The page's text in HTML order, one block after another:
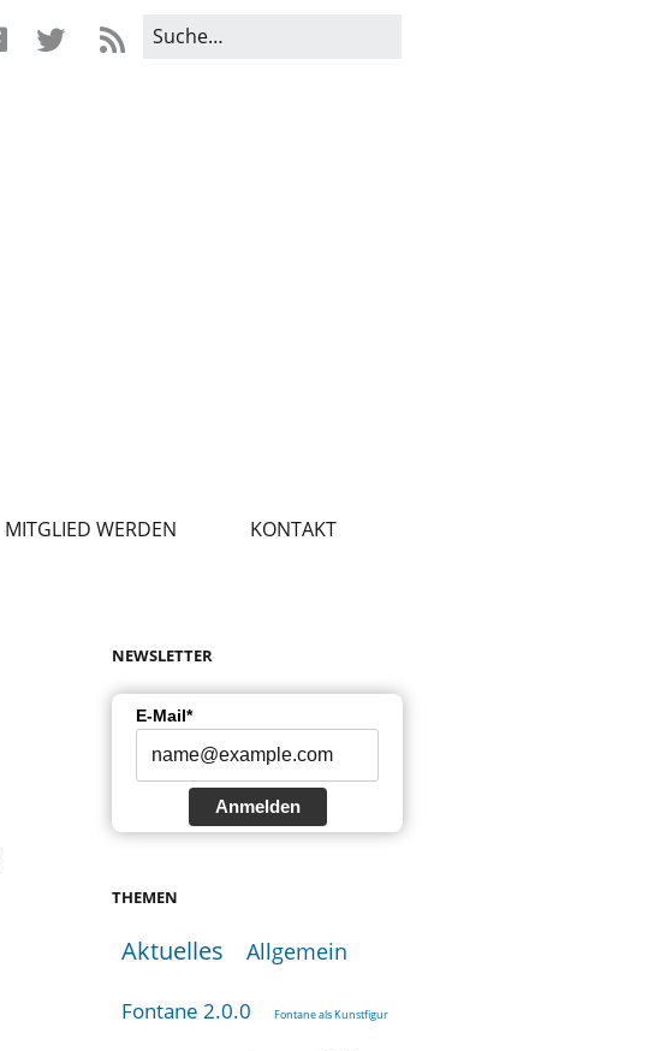
MITGLIED WERDEN KONTAKT
NEWSLETTER
E-Mail*
Anmelden
THEMEN
Aktuelles Allgemein
Fontane 2.0.0 Fontane als Kunstfigur